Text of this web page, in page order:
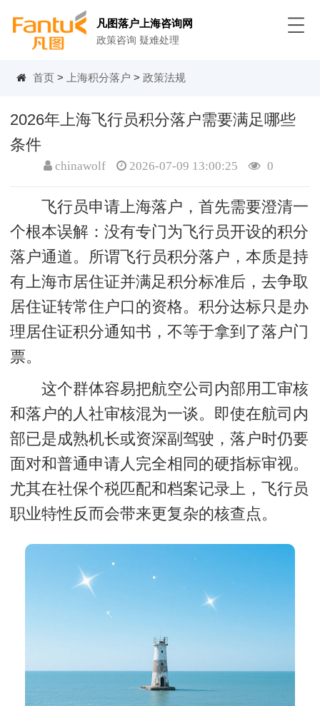
凡图落户上海咨询网
政策咨询 疑难处理
首页 > 上海积分落户 >政策法规
2026年上海飞行员积分落户需要满足哪些
条件
chinawolf 2026-07-09 13:00:25 0
飞行员申请上海落户，首先需要澄清一
个根本误解：没有专门为飞行员开设的积分
落户通道。所谓飞行员积分落户，本质是持
有上海市居住证并满足积分标准后，去争取
居住证转常住户口的资格。积分达标只是办
理居住证积分通知书，不等于拿到了落户门
票。
这个群体容易把航空公司内部用工审核
和落户的人社审核混为一谈。即使在航司内
部已是成熟机长或资深副驾驶，落户时仍要
面对和普通申请人完全相同的硬指标审视。
尤其在社保个税匹配和档案记录上，飞行员
职业特性反而会带来更复杂的核查点。